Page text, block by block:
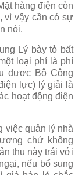
hàng điện còn
vì vậy cần có sự
nói.
Lý bày tỏ bất
loại phí là phí
được Bộ Công
lực) lý giải là
hoạt động điện
việc quản lý nhà
chứ không
thu này trái với
nếu bổ sung